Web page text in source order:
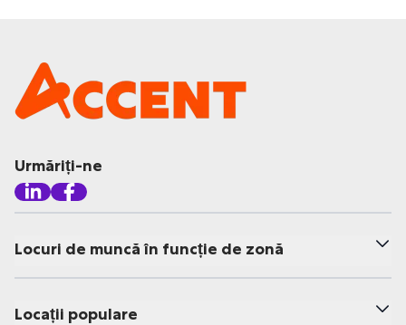
Urmăriți-ne
Locuri de muncă în funcție de zonă
Locații populare